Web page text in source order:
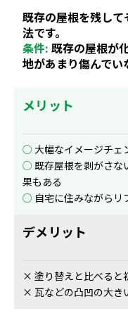
既存の屋根を残して
法です。
条件: 既存の屋根が
地があまり傷んでい
メリット
○ 大幅なイメージチェ
○ 既存屋根を剥がさな
果もある
○ 自宅に住みながらリ
デメリット
× 塗り替えと比べると
× 瓦などの凸凹の大き